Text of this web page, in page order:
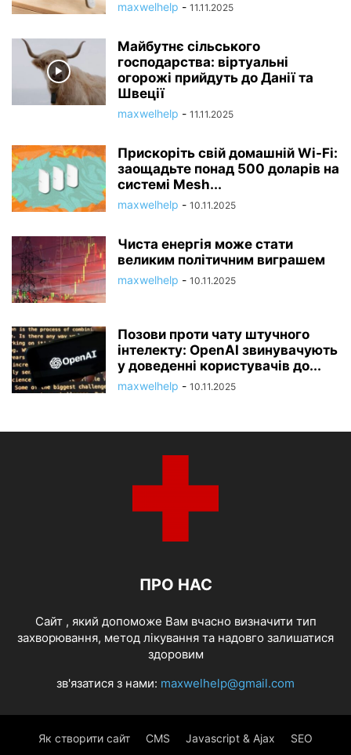
maxwelhelp - 11.11.2025
Майбутнє сільського
господарства: віртуальні
огорожі прийдуть до Данії та
Швеції
maxwelhelp - 11.11.2025
Прискоріть свій домашній Wi-Fi:
заощадьте понад 500 доларів на
системі Mesh...
maxwelhelp - 10.11.2025
Чиста енергія може стати
великим політичним виграшем
maxwelhelp - 10.11.2025
Позови проти чату штучного
інтелекту: OpenAI звинувачують
у доведенні користувачів до...
maxwelhelp - 10.11.2025
ПРО НАС
Cайт , який допоможе Вам вчасно визначити тип
захворювання, метод лікування та надовго залишатися
здоровим
зв'язатися з нами: maxwelhelp@gmail.com
Як створити сайт CMS Javascript & Ajax SEO